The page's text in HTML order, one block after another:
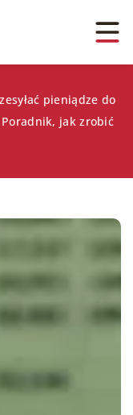
pieniądze do
Poradnik, jak zrobić